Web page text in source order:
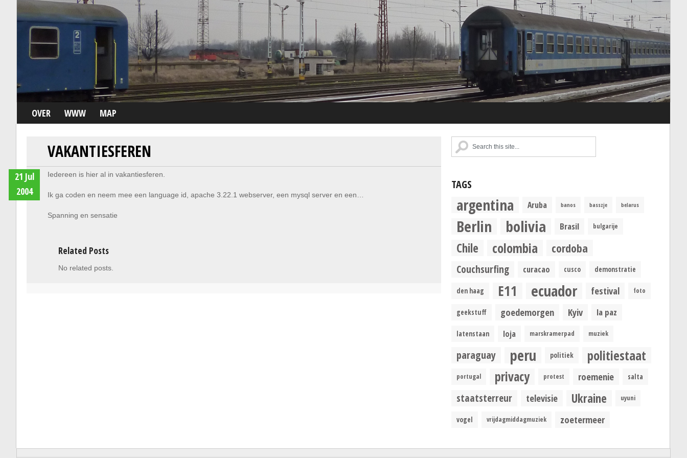
OVER WWW MAP
VAKANTIESFEREN
21 Jul
2004
Iedereen is hier al in vakantiesferen.
Ik ga coden en neem mee een language id, apache 3.22.1 webserver, een mysql server en een…
Spanning en sensatie
Related Posts
No related posts.
TAGS
argentina Aruba banos basszje belarus
Berlin bolivia Brasil bulgarije
Chile colombia cordoba
Couchsurfing curacao cusco demonstratie
den haag E11 ecuador festival foto
geekstuff goedemorgen Kyiv la paz
latenstaan loja marskramerpad muziek
paraguay peru politiek politiestaat
portugal privacy protest roemenie salta
staatsterreur televisie Ukraine uyuni
vogel vrijdagmiddagmuziek zoetermeer